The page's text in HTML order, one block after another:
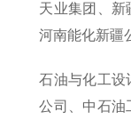
天业集团、新
河南能化新疆
石油与化工
公司、中石油